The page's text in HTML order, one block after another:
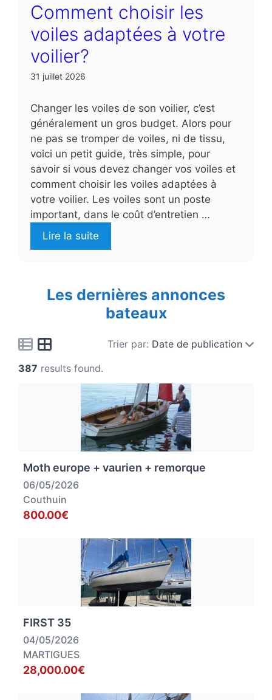
Comment choisir les
voiles adaptées à votre
voilier?
31 juillet 2026
Changer les voiles de son voilier, c’est
généralement un gros budget. Alors pour
ne pas se tromper de voiles, ni de tissu,
voici un petit guide, très simple, pour
savoir si vous devez changer vos voiles et
comment choisir les voiles adaptées à
votre voilier. Les voiles sont un poste
important, dans le coût d’entretien …
Lire la suite
Les dernières annonces
bateaux
Trier par: Date de publication
387 results found.
Moth europe + vaurien + remorque
06/05/2026
Couthuin
800.00€
FIRST 35
04/05/2026
MARTIGUES
28,000.00€